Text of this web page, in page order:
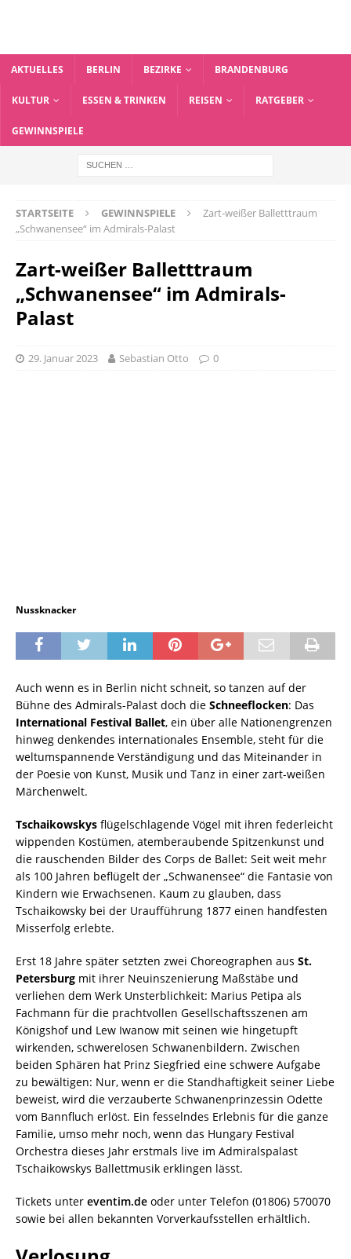
AKTUELLES BERLIN BEZIRKE BRANDENBURG
KULTUR ESSEN & TRINKEN REISEN RATGEBER
GEWINNSPIELE
STARTSEITE GEWINNSPIELE
Zart-weißer Balletttraum
„Schwanensee“ im Admirals-Palast
Zart-weißer Balletttraum
„Schwanensee“ im Admirals-
Palast
29. Januar 2023 Sebastian Otto 0
Nussknacker
Auch wenn es in Berlin nicht schneit, so tanzen auf der
Bühne des Admirals-Palast doch die Schneeflocken: Das
International Festival Ballet, ein über alle Nationengrenzen
hinweg denkendes internationales Ensemble, steht für die
weltumspannende Verständigung und das Miteinander in
der Poesie von Kunst, Musik und Tanz in einer zart-weißen
Märchenwelt.
Tschaikowskys flügelschlagende Vögel mit ihren federleicht
wippenden Kostümen, atemberaubende Spitzenkunst und
die rauschenden Bilder des Corps de Ballet: Seit weit mehr
als 100 Jahren beflügelt der „Schwanensee“ die Fantasie von
Kindern wie Erwachsenen. Kaum zu glauben, dass
Tschaikowsky bei der Uraufführung 1877 einen handfesten
Misserfolg erlebte.
Erst 18 Jahre später setzten zwei Choreographen aus St.
Petersburg mit ihrer Neuinszenierung Maßstäbe und
verliehen dem Werk Unsterblichkeit: Marius Petipa als
Fachmann für die prachtvollen Gesellschaftsszenen am
Königshof und Lew Iwanow mit seinen wie hingetupft
wirkenden, schwerelosen Schwanenbildern. Zwischen
beiden Sphären hat Prinz Siegfried eine schwere Aufgabe
zu bewältigen: Nur, wenn er die Standhaftigkeit seiner Liebe
beweist, wird die verzauberte Schwanenprinzessin Odette
vom Bannfluch erlöst. Ein fesselndes Erlebnis für die ganze
Familie, umso mehr noch, wenn das Hungary Festival
Orchestra dieses Jahr erstmals live im Admiralspalast
Tschaikowskys Ballettmusik erklingen lässt.
Tickets unter eventim.de oder unter Telefon (01806) 570070
sowie bei allen bekannten Vorverkaufsstellen erhältlich.